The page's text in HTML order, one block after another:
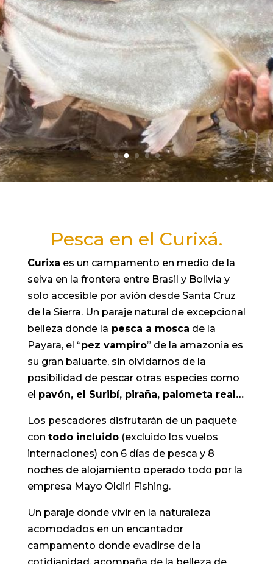
Pesca en el Curixá.
Curixa es un campamento en medio de la
selva en la frontera entre Brasil y Bolivia y
solo accesible por avión desde Santa Cruz
de la Sierra. Un paraje natural de excepcional
belleza donde la pesca a mosca de la
Payara, el “pez vampiro” de la amazonia es
su gran baluarte, sin olvidarnos de la
posibilidad de pescar otras especies como
el pavón, el Suribí, piraña, palometa real…
Los pescadores disfrutarán de un paquete
con todo incluido(excluido los vuelos
internaciones) con 6 días de pesca y 8
noches de alojamiento operado todo por la
empresa Mayo Oldiri Fishing.
Un paraje donde vivir en la naturaleza
acomodados en un encantador
campamento donde evadirse de la